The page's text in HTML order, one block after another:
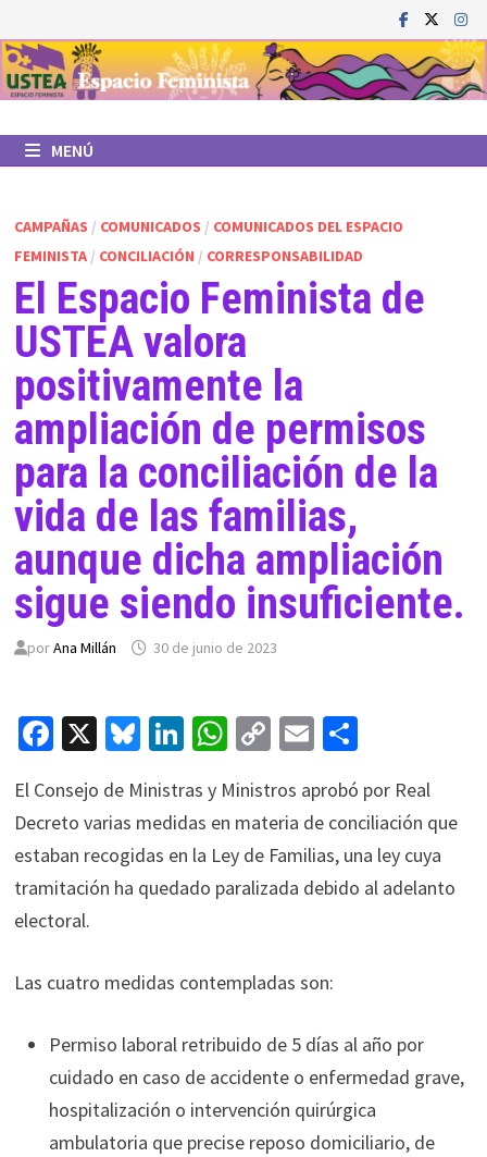
al
contenido
MENÚ
CAMPAÑAS / COMUNICADOS / COMUNICADOS DEL ESPACIO
FEMINISTA/ CONCILIACIÓN / CORRESPONSABILIDAD
El Espacio Feminista de
USTEA valora
positivamente la
ampliación de permisos
para la conciliación de la
vida de las familias,
aunque dicha ampliación
sigue siendo insuficiente.
porAna Millán 30 de junio de 2023
Fa
b
o
o
k
X Bl
es
ky
Li
ke
dI
n
W
at
sA
p
p
C
p
y
Li
n
E
ai
l
C
m
p
ar
tir
El Consejo de Ministras y Ministros aprobó por Real
Decreto varias medidas en materia de conciliación que
estaban recogidas en la Ley de Familias, una ley cuya
tramitación ha quedado paralizada debido al adelanto
electoral.
Las cuatro medidas contempladas son:
Permiso laboral retribuido de 5 días al año por
cuidado en caso de accidente o enfermedad grave,
hospitalización o intervención quirúrgica
ambulatoria que precise reposo domiciliario, de